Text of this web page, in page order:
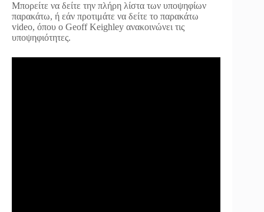
Μπορείτε να δείτε την πλήρη λίστα των υποψηφίων
παρακάτω, ή εάν προτιμάτε να δείτε το παρακάτω
video, όπου ο Geoff Keighley ανακοινώνει τις
υποψηφιότητες.